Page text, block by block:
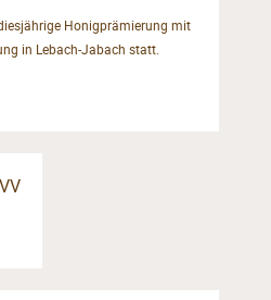
Honigprämierung mit
in Lebach-Jabach statt.